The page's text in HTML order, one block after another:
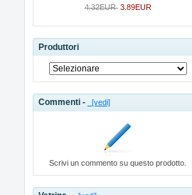
4.32EUR 3.89EUR
Produttori
Commenti - [vedi]
Scrivi un commento su questo prodotto.